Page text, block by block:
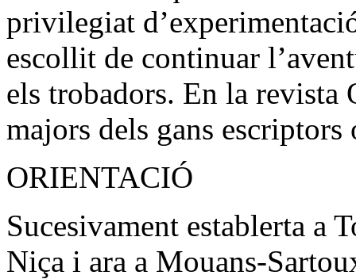
privilegiat
escollit de continuar
els trobadors. En la revista
majors dels gans
ORIENTACIÓ
Sucesivament establerta a
Niça i ara a Mouans-